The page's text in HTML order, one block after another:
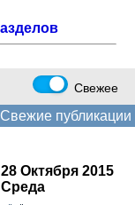
Свежее
Свежие публикации
28 Октября 2015
Среда